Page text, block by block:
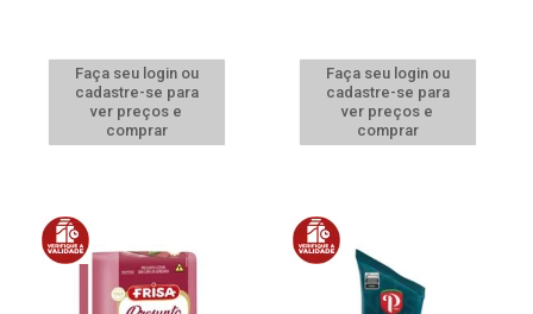
Faça seu login ou
cadastre-se para
ver preços e
comprar
Faça seu login ou
cadastre-se para
ver preços e
comprar